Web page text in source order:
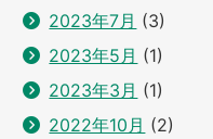
2023年7月 (3)
2023年5月 (1)
2023年3月 (1)
2022年10月 (2)